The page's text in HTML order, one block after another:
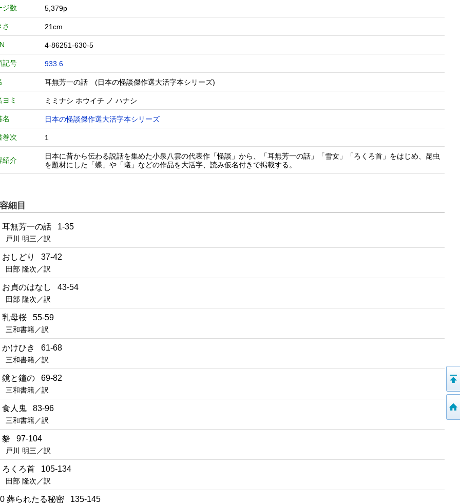
ジ数 5,379p
さ 21cm
4-86251-630-5
記号 933.6
耳無芳一の話 (日本の怪談傑作選大活字本シリーズ)
ヨミ ミミナシ ホウイチ ノ ハナシ
名 日本の怪談傑作選大活字本シリーズ
巻次 1
紹介
日本に昔から伝わる説話を集めた小泉八雲の代表作「怪談」から、「耳無芳一の話」「雪女」「ろくろ首」をはじめ、昆虫
を題材にした「蝶」や「蟻」などの作品を大活字、読み仮名付きで掲載する。
細目
耳無芳一の話 1-35
戸川 明三／訳
おしどり 37-42
田部 隆次／訳
お貞のはなし 43-54
田部 隆次／訳
乳母桜 55-59
三和書籍／訳
かけひき 61-68
三和書籍／訳
鏡と鐘の 69-82
三和書籍／訳
食人鬼 83-96
三和書籍／訳
貉 97-104
戸川 明三／訳
ろくろ首 105-134
田部 隆次／訳
葬られたる秘密 135-145